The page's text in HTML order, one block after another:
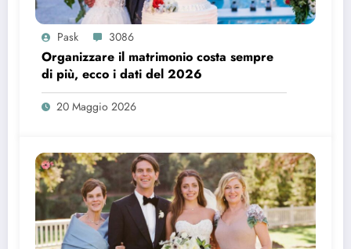
Pask 3086
Organizzare il matrimonio costa sempre
di più, ecco i dati del 2026
20 Maggio 2026